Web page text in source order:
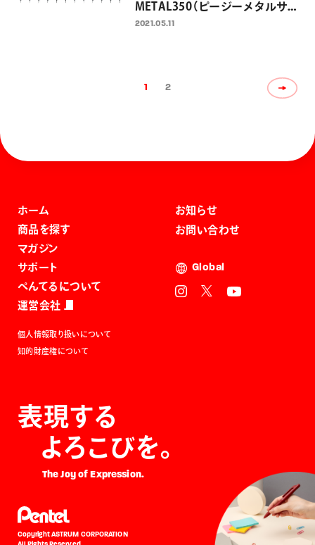
METAL350（ピージーメタルサ
ンゴーゼロ）」 2021年5月25日
2021.05.11
1 2
ホーム
商品を探す
マガジン
サポート
ぺんてるについて
運営会社
お知らせ
お問い合わせ
Global
個人情報取り扱いについて
知的財産権について
表現する
よろこびを。
The Joy of Expression.
Copyright ASTRUM CORPORATION